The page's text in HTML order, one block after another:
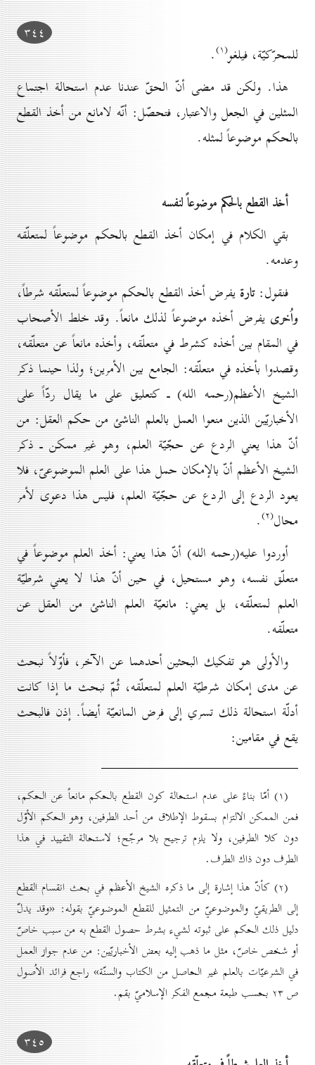
۳٤٤
للمحرّكيّة، فيلغو(۱) .
هذا. ولكن قد مضى أنّ الحقّ عندنا عدم استحالة اجتماع
المثلين في الجعل والاعتبار، فتحصّل: أنّه لامانع من أخذ القطع
بالحكم موضوعاً لمثله.
أخذ القطع بالحكم موضوعاً لنفسه
بقي الكلام في إمكان أخذ القطع بالحكم موضوعاً لمتعلّقه
وعدمه.
فنقول:تارة يفرض أخذ القطع بالحكم موضوعاً لمتعلّقه شرطاً،
واُخرى يفرض أخذه موضوعاً لذلك مانعاً. وقد خلط الأصحاب
في المقام بين أخذه كشرط في متعلّقه، وأخذه مانعاً عن متعلّقه،
وقصدوا بأخذه في متعلّقه: الجامع بين الأمرين؛ ولذا حينما ذكر
الشيخ الأعظم(رحمه الله) ـ كتعليق على ما يقال ردّاً على
الأخباريّين الذين منعوا العمل بالعلم الناشئ من حكم العقل: من
أنّ هذا يعني الردع عن حجّيّة العلم، وهو غير ممكن ـ ذكر
الشيخ الأعظم أنّ بالإمكان حمل هذا على العلم الموضوعىّ، فلا
يعود الردع إلى الردع عن حجّيّة العلم، فليس هذا دعوى لأمر
محال(۲) .
أوردوا عليه(رحمه الله) أنّ هذا يعني: أخذ العلم موضوعاً في
متعلّق نفسه، وهو مستحيل، في حين أنّ هذا لا يعني شرطيّة
العلم لمتعلّقه، بل يعني: مانعيّة العلم الناشئ من العقل عن
متعلّقه.
والأولى هو تفكيك البحثين أحدهما عن الآخر، فأوّلاً نبحث
عن مدى إمكان شرطيّة العلم لمتعلّقه، ثُمّ نبحث ما إذا كانت
أدلّة استحالة ذلك تسري إلى فرض المانعيّة أيضاً. إذن فالبحث
يقع في مقامين:
(۱) أمّا بناءً على عدم استحالة كون القطع بالحكم مانعاً عن الحكم،
فمن الممكن الالتزام بسقوط الإطلاق من أحد الطرفين، وهو الحكم الأوّل
دون كلا الطرفين، ولا يلزم ترجيح بلا مرجّح؛ لاستحالة التقييد في هذا
الطرف دون ذاك الطرف.
(۲) كأنّ هذا إشارة إلى ما ذكره الشيخ الأعظم في بحث انقسام القطع
إلى الطريقيّ والموضوعيّ من التمثيل للقطع الموضوعيّ بقوله: «وقد يدلّ
دليل ذلك الحكم على ثبوته لشيء بشرط حصول القطع به من سبب خاصّ
أو شخص خاصّ، مثل ما ذهب إليه بعض الأخباريّين: من عدم جواز العمل
في الشرعيّات بالعلم غير الحاصل من الكتاب والسنّة» راجع فرائد الاُصول
ص ۲۳ بحسب طبعة مجمع الفكر الإسلاميّ بقم.
۳٤٥